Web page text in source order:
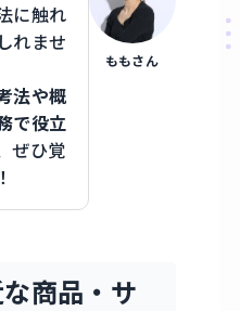
ももさん
に触れ
れませ
法や概
で役立
ぜひ覚
商品・サ